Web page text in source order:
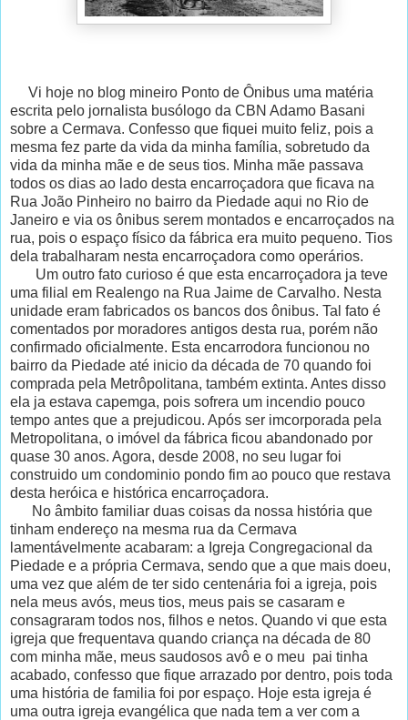
Vi hoje no blog mineiro Ponto de Ônibus uma matéria
escrita pelo jornalista busólogo da CBN Adamo Basani
sobre a Cermava. Confesso que fiquei muito feliz, pois a
mesma fez parte da vida da minha família, sobretudo da
vida da minha mãe e de seus tios. Minha mãe passava
todos os dias ao lado desta encarroçadora que ficava na
Rua João Pinheiro no bairro da Piedade aqui no Rio de
Janeiro e via os ônibus serem montados e encarroçados na
rua, pois o espaço físico da fábrica era muito pequeno. Tios
dela trabalharam nesta encarroçadora como operários.
Um outro fato curioso é que esta encarroçadora ja teve
uma filial em Realengo na Rua Jaime de Carvalho. Nesta
unidade eram fabricados os bancos dos ônibus. Tal fato é
comentados por moradores antigos desta rua, porém não
confirmado oficialmente. Esta encarrodora funcionou no
bairro da Piedade até inicio da década de 70 quando foi
comprada pela Metrôpolitana, também extinta. Antes disso
ela ja estava capemga, pois sofrera um incendio pouco
tempo antes que a prejudicou. Após ser imcorporada pela
Metropolitana, o imóvel da fábrica ficou abandonado por
quase 30 anos. Agora, desde 2008, no seu lugar foi
construido um condominio pondo fim ao pouco que restava
desta heróica e histórica encarroçadora.
No âmbito familiar duas coisas da nossa história que
tinham endereço na mesma rua da Cermava
lamentávelmente acabaram: a Igreja Congregacional da
Piedade e a própria Cermava, sendo que a que mais doeu,
uma vez que além de ter sido centenária foi a igreja, pois
nela meus avós, meus tios, meus pais se casaram e
consagraram todos nos, filhos e netos. Quando vi que esta
igreja que frequentava quando criança na década de 80
com minha mãe, meus saudosos avô e o meu pai tinha
acabado, confesso que fique arrazado por dentro, pois toda
uma história de familia foi por espaço. Hoje esta igreja é
uma outra igreja evangélica que nada tem a ver com a